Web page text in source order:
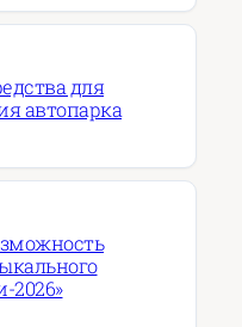
для
автопарка
2026»